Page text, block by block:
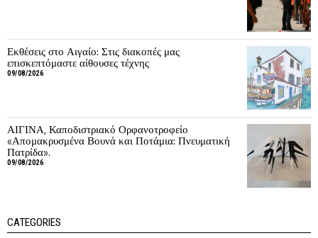
Εκθέσεις στο Αιγαίο: Στις διακοπές μας
επισκεπτόμαστε αίθουσες τέχνης
09/08/2026
ΑΙΓΙΝΑ, Καποδιστριακό Ορφανοτροφείο
«Απομακρυσμένα Βουνά και Ποτάμια: Πνευματική
Πατρίδα».
09/08/2026
CATEGORIES